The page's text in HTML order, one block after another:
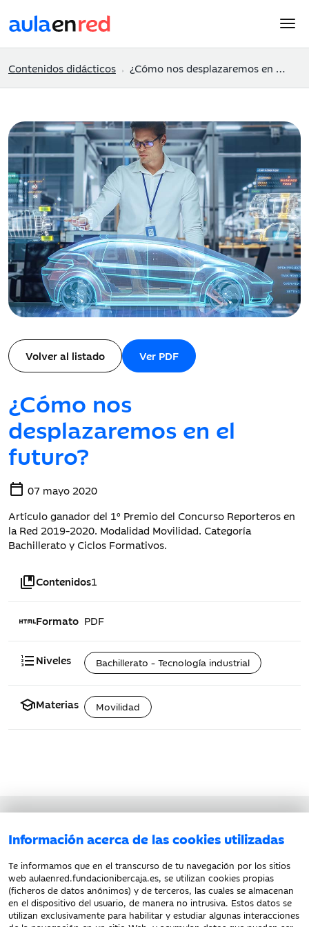
Información acerca de las cookies utilizadas
Te informamos que en el transcurso de tu navegación por los sitios
web aulaenred.fundacionibercaja.es, se utilizan cookies propias
(ficheros de datos anónimos) y de terceros, las cuales se almacenan
en el dispositivo del usuario, de manera no intrusiva. Estos datos se
utilizan exclusivamente para habilitar y estudiar algunas interacciones
Contenidos didácticos ¿Cómo nos desplazaremos en el futuro?
Volver al listado Ver PDF
¿Cómo nos
desplazaremos en el
futuro?
calendar_today 07 mayo 2020
Artículo ganador del 1º Premio del Concurso Reporteros en
la Red 2019-2020. Modalidad Movilidad. Categoría
Bachillerato y Ciclos Formativos.
collections_bookmarkContenidos1
htmlFormato PDF
format_list_numberedNiveles Bachillerato - Tecnología industrial
schoolMaterias Movilidad
Política de privacidad
Política de cookies